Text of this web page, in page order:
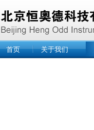
首页 关于我们